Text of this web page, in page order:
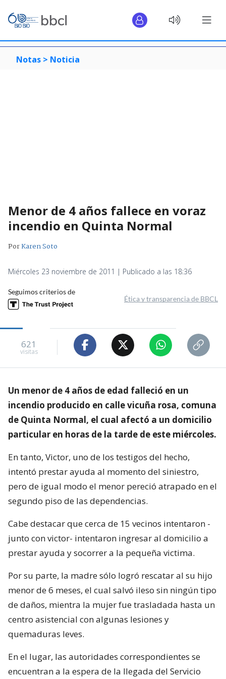
Notas > Noticia
Menor de 4 años fallece en voraz
incendio en Quinta Normal
PorKaren Soto
Miércoles 23 noviembre de 2011 | Publicado a las 18:36
Seguimos criterios de
Ética y transparencia de BBCL
621
visitas
Un menor de 4 años de edad falleció en un
incendio producido en calle vicuña rosa, comuna
de Quinta Normal, el cual afectó a un domicilio
particular en horas de la tarde de este miércoles.
En tanto, Victor, uno de los testigos del hecho,
intentó prestar ayuda al momento del siniestro,
pero de igual modo el menor pereció atrapado en el
segundo piso de las dependencias.
Cabe destacar que cerca de 15 vecinos intentaron -
junto con victor- intentaron ingresar al domicilio a
prestar ayuda y socorrer a la pequeña victima.
Por su parte, la madre sólo logró rescatar al su hijo
menor de 6 meses, el cual salvó ileso sin ningún tipo
de daños, mientra la mujer fue trasladada hasta un
centro asistencial con algunas lesiones y
quemaduras leves.
En el lugar, las autoridades correspondientes se
encuentran a la espera de la llegada del Servicio